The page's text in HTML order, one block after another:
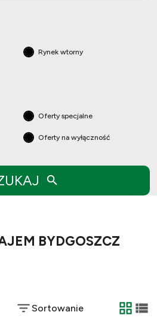
Rynek wtorny
Oferty specjalne
Oferty na wyłączność
BYDGOSZCZ
Sortowanie
tabela